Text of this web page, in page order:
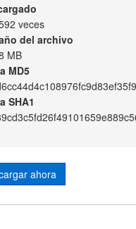
veces
del archivo
MB
MD5
SHA1
ahora